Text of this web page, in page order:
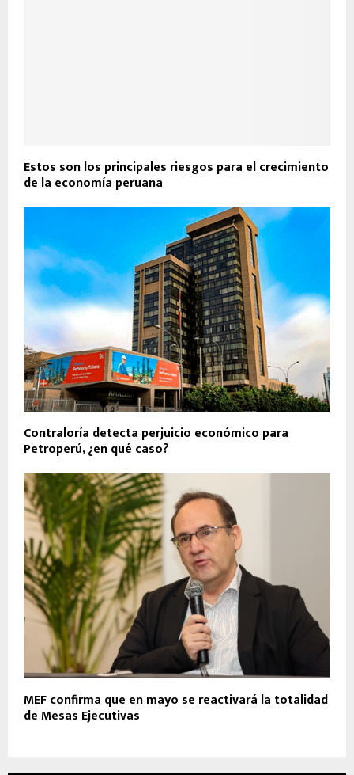
Estos son los principales riesgos para el crecimiento
de la economía peruana
Contraloría detecta perjuicio económico para
Petroperú, ¿en qué caso?
MEF confirma que en mayo se reactivará la totalidad
de Mesas Ejecutivas